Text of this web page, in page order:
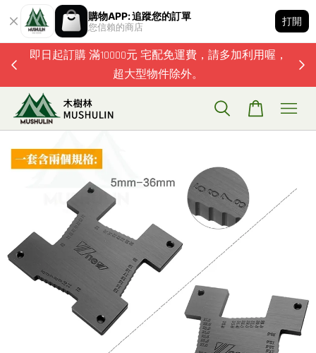
購物APP: 追蹤您的訂單
您信賴的商店
打開
即日起訂購 滿10000元 宅配免運費，請多加利用喔，
超大型物件除外。